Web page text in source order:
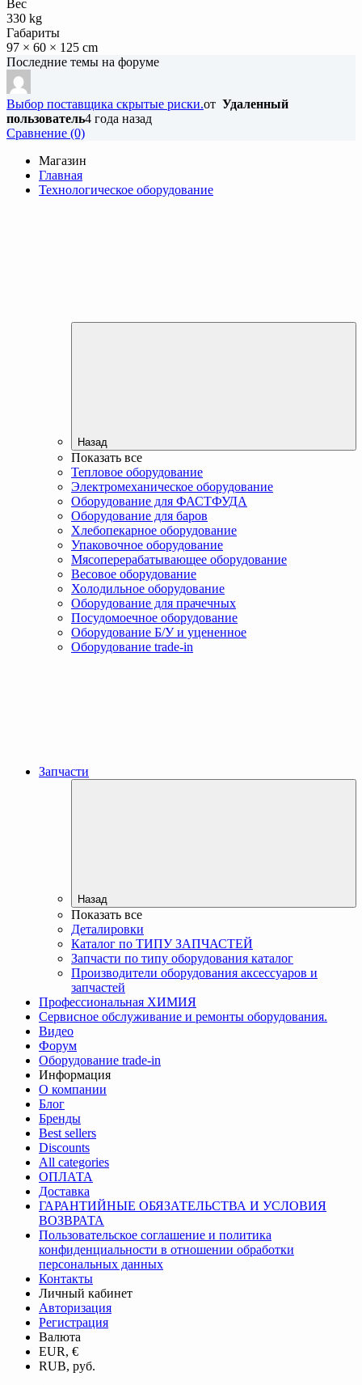
Вес
330 kg
Габариты
97 × 60 × 125 cm
Последние темы на форуме
Выбор поставщика скрытые риски.от Удаленный
пользователь4 года назад
Cравнение (0)
Магазин
Главная
Технологическое оборудование
Назад
Показать все
Тепловое оборудование
Электромеханическое оборудование
Оборудование для ФАСТФУДА
Оборудование для баров
Хлебопекарное оборудование
Упаковочное оборудование
Мясоперерабатывающее оборудование
Весовое оборудование
Холодильное оборудование
Оборудование для прачечных
Посудомоечное оборудование
Оборудование Б/У и уцененное
Оборудование trade-in
Запчасти
Назад
Показать все
Деталировки
Каталог по ТИПУ ЗАПЧАСТЕЙ
Запчасти по типу оборудования каталог
Производители оборудования аксессуаров и
запчастей
Профессиональная ХИМИЯ
Сервисное обслуживание и ремонты оборудования.
Видео
Форум
Оборудование trade-in
Информация
О компании
Блог
Бренды
Best sellers
Discounts
All categories
ОПЛАТА
Доставка
ГАРАНТИЙНЫЕ ОБЯЗАТЕЛЬСТВА И УСЛОВИЯ
ВОЗВРАТА
Пользовательское соглашение и политика
конфиденциальности в отношении обработки
персональных данных
Контакты
Личный кабинет
Авторизация
Регистрация
Валюта
EUR, €
RUB, руб.